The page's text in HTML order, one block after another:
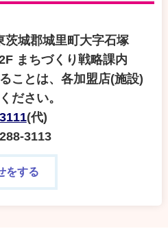
茨城郡城里町大字石塚
まちづくり戦略課内
ことは、各加盟店(施設)
ださい。
(代)
3113
をする